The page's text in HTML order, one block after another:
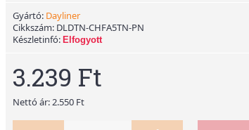
Gyártó: Dayliner
Cikkszám: DLDTN-CHFA5TN-PN
Készletinfó: Elfogyott
3.239 Ft
Nettó ár: 2.550 Ft